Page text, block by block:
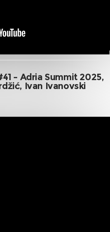
– Adria Summit 2025,
Ivan Ivanovski